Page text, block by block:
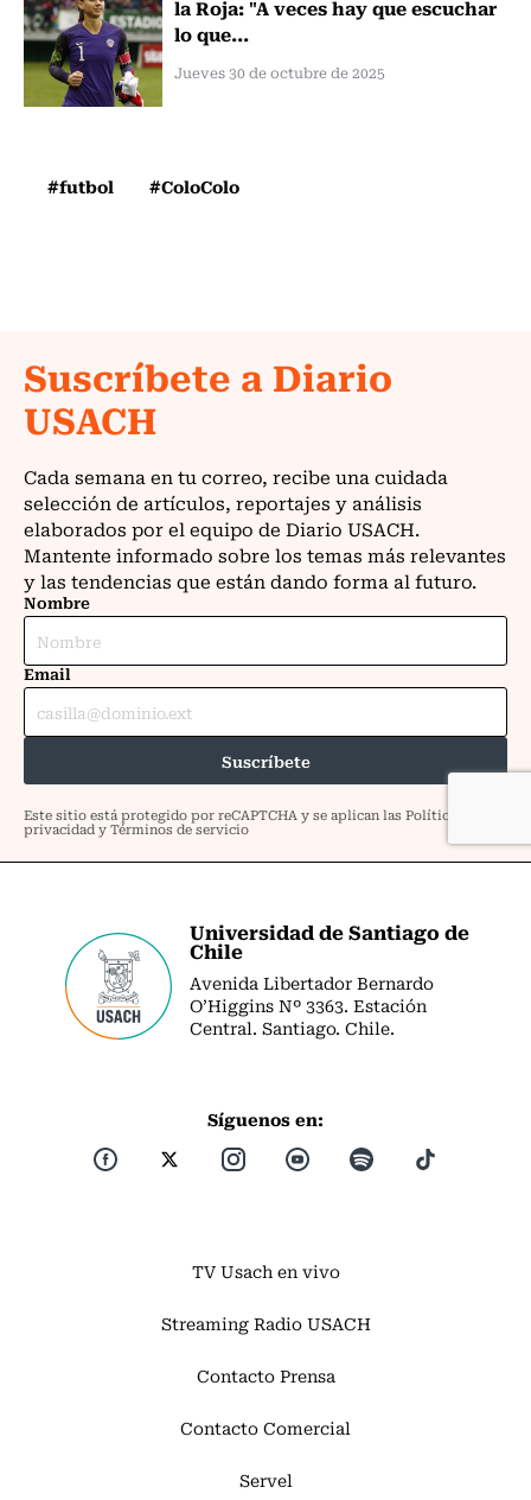
la Roja: "A veces hay que escuchar
lo que...
Jueves 30 de octubre de 2025
#futbol #ColoColo
Universidad de Santiago de
Chile
Avenida Libertador Bernardo
O’Higgins Nº 3363. Estación
Central. Santiago. Chile.
Síguenos en:
TV Usach en vivo
Streaming Radio USACH
Contacto Prensa
Contacto Comercial
Servel